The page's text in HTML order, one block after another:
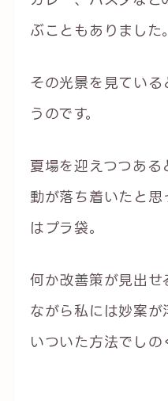
ぶこともありました
その光景を見ている
うのです。
夏場を迎えつつある
動が落ち着いたと
はプラ袋。
何か改善策が見出せ
ながら私には妙案が
いついた方法でしの